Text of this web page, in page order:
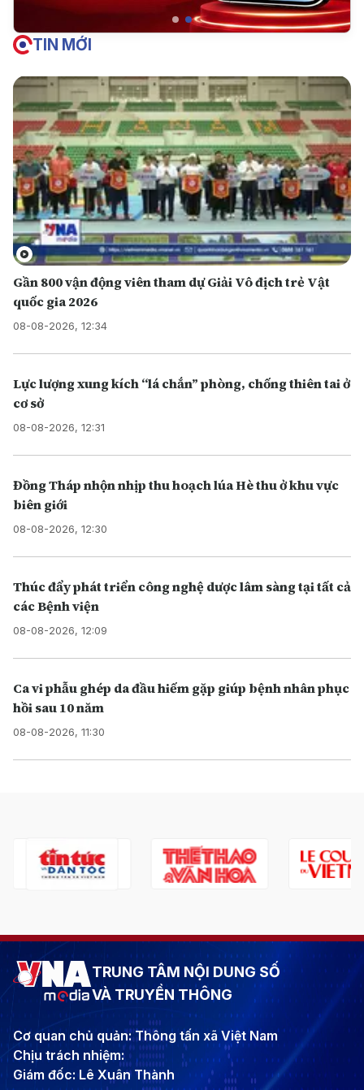
TIN MỚI
Gần 800 vận động viên tham dự Giải Vô địch trẻ Vật
quốc gia 2026
08-08-2026, 12:34
Lực lượng xung kích “lá chắn” phòng, chống thiên tai ở
cơ sở
08-08-2026, 12:31
Đồng Tháp nhộn nhịp thu hoạch lúa Hè thu ở khu vực
biên giới
08-08-2026, 12:30
Thúc đẩy phát triển công nghệ dược lâm sàng tại tất cả
các Bệnh viện
08-08-2026, 12:09
Ca vi phẫu ghép da đầu hiếm gặp giúp bệnh nhân phục
hồi sau 10 năm
08-08-2026, 11:30
TRUNG TÂM NỘI DUNG SỐ
VÀ TRUYỀN THÔNG
Cơ quan chủ quản: Thông tấn xã Việt Nam
Chịu trách nhiệm:
Giám đốc: Lê Xuân Thành